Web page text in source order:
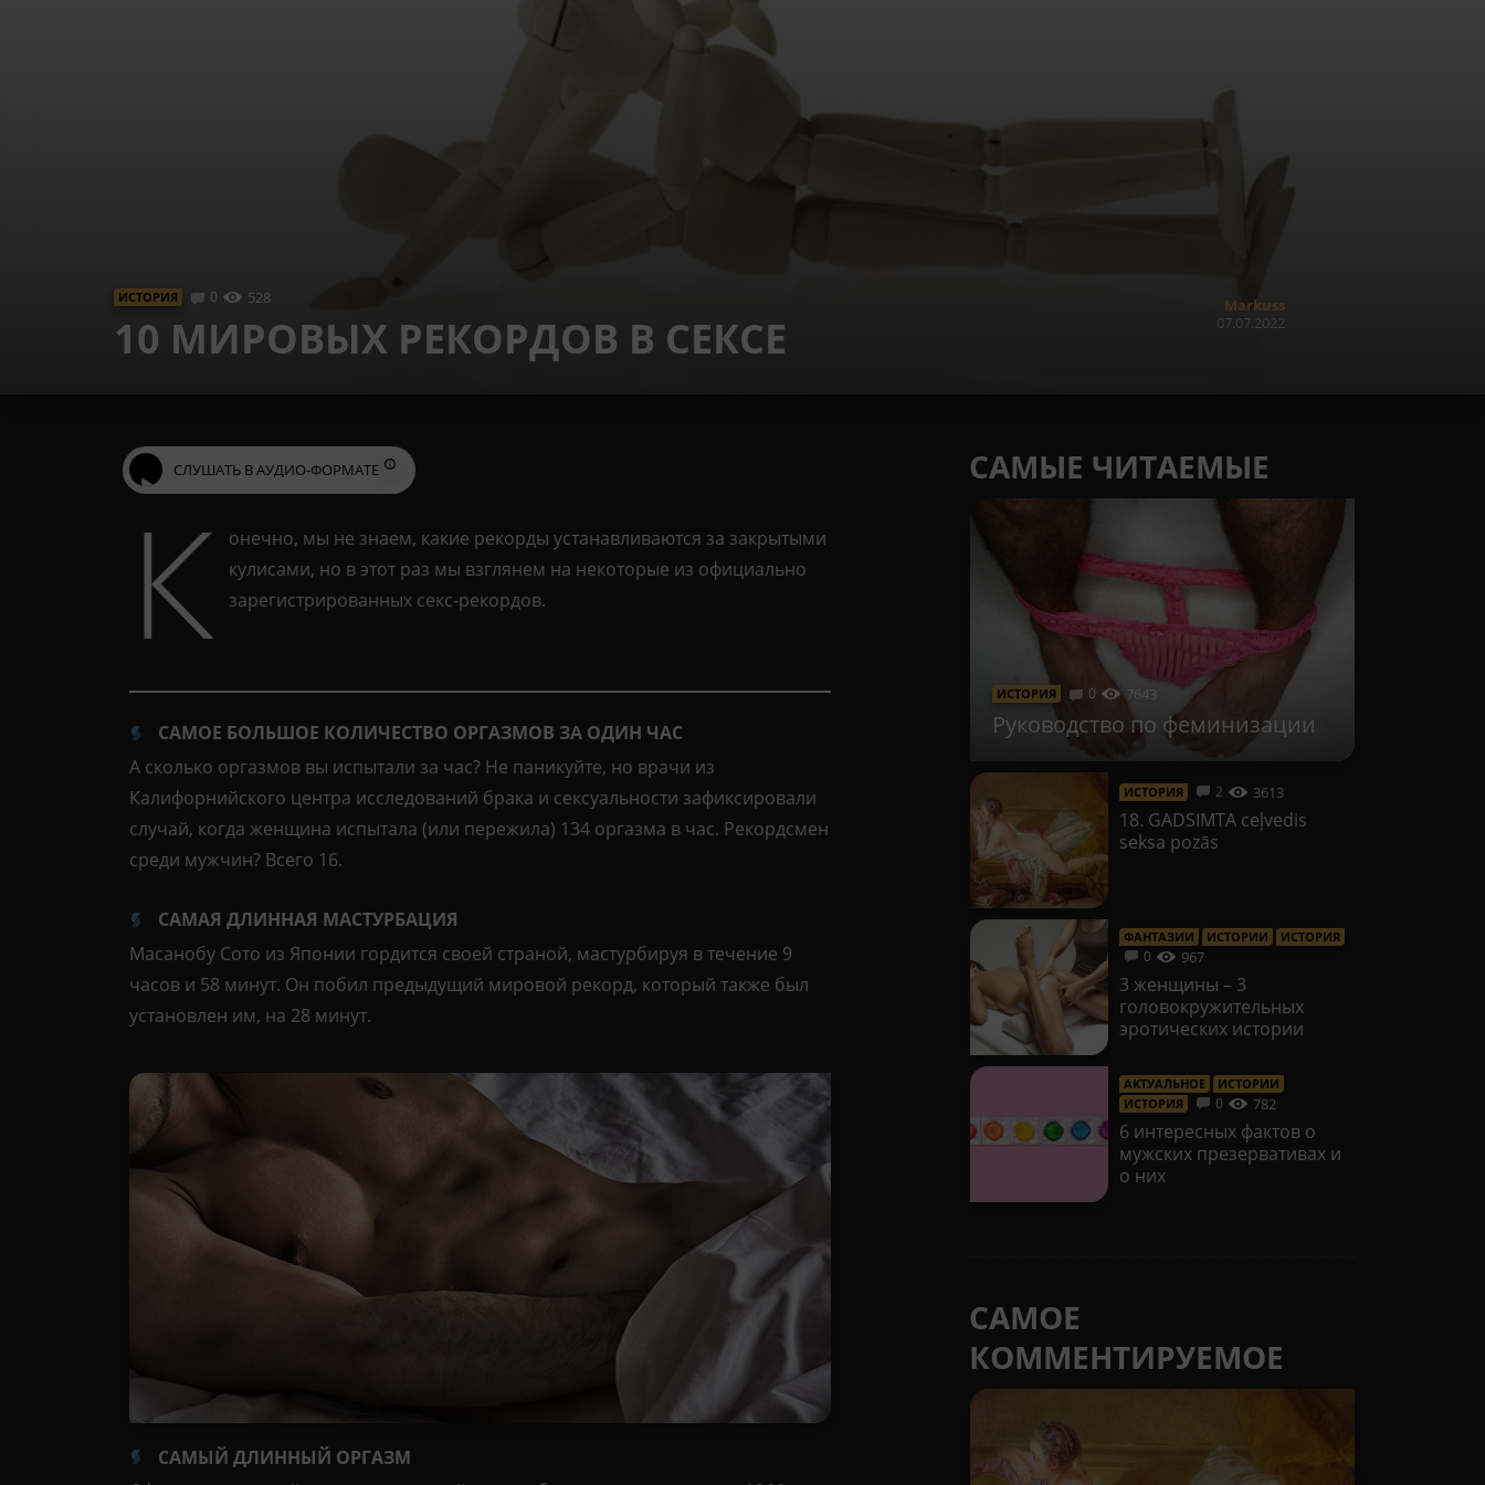
ИСТОРИЯ 0 528
10 МИРОВЫХ РЕКОРДОВ В СЕКСЕ
Markuss
07.07.2022
СЛУШАТЬ В АУДИО-ФОРМАТЕ
К
онечно, мы не знаем, какие рекорды устанавливаются за закрытыми
кулисами, но в этот раз мы взглянем на некоторые из официально
зарегистрированных секс-рекордов.
САМОЕ БОЛЬШОЕ КОЛИЧЕСТВО ОРГАЗМОВ ЗА ОДИН ЧАС
А сколько оргазмов вы испытали за час? Не паникуйте, но врачи из
Калифорнийского центра исследований брака и сексуальности зафиксировали
случай, когда женщина испытала (или пережила) 134 оргазма в час. Рекордсмен
среди мужчин? Всего 16.
САМАЯ ДЛИННАЯ МАСТУРБАЦИЯ
Масанобу Сото из Японии гордится своей страной, мастурбируя в течение 9
часов и 58 минут. Он побил предыдущий мировой рекорд, который также был
установлен им, на 28 минут.
САМЫЙ ДЛИННЫЙ ОРГАЗМ
САМЫЕ ЧИТАЕМЫЕ
ИСТОРИЯ 0 7643
Руководство по феминизации
ИСТОРИЯ 2 3613
18. GADSIMTA ceļvedis
seksa pozās
ФАНТАЗИИ ИСТОРИИ ИСТОРИЯ
0 967
3 женщины – 3
головокружительных
эротических истории
АКТУАЛЬНОЕ
ИСТОРИИ
ИСТОРИЯ
0 782
6 интересных фактов о
мужских презервативах и
о них
САМОЕ
КОММЕНТИРУЕМОЕ